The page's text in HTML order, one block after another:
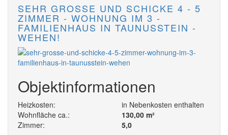
SEHR GROSSE UND SCHICKE 4 - 5 Z
IMMER - WOHNUNG IM 3 - F
AMILIENHAUS IN TAUNUSSTEIN - W
EHEN!
Objektinformationen
Heizkosten:
in Nebenkosten enthalten
Wohnfläche ca.:
130,00 m²
Zimmer:
5,0